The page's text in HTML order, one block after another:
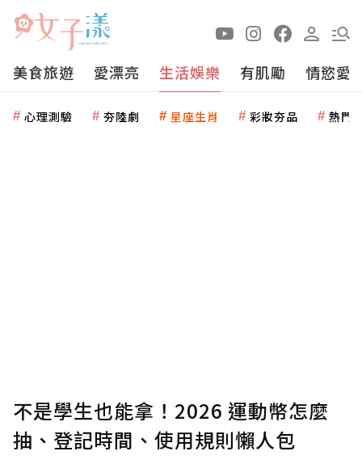
美食旅遊 愛漂亮 生活娛樂 有肌勵 情慾愛
心理測驗 夯陸劇 星座生肖 彩妝夯品 熱門
不是學生也能拿！2026 運動幣怎麼
抽、登記時間、使用規則懶人包